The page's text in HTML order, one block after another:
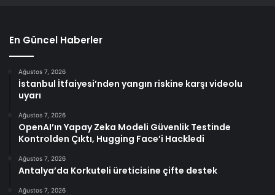
En Güncel Haberler
Ağustos 7, 2026
İstanbul İtfaiyesi’nden yangın riskine karşı videolu
uyarı
Ağustos 7, 2026
OpenAI’ın Yapay Zeka Modeli Güvenlik Testinde
Kontrolden Çıktı, Hugging Face’i Hackledi
Ağustos 7, 2026
Antalya’da Korkuteli üreticisine çifte destek
Ağustos 7, 2026